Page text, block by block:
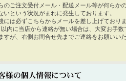
のご注文受付メール・配送メール等が何らか
いという状況がまれに発生しております。
には必ずこちらからメールを差し上げており
内に当店から連絡が無い場合は、大変お手数
すが、右側お問合せ先までご連絡をお願いい